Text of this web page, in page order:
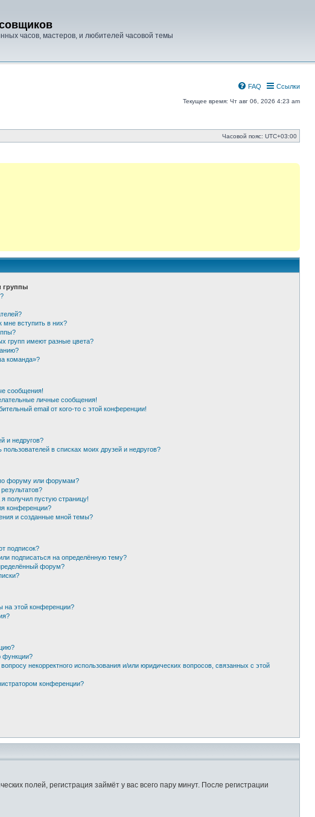
часов, мастеров, и любителей часовой темы
Ссылки
FAQ
Текущее время: Чт авг 06, 2026 4:23 am
Часовой пояс: UTC+03:00
группы
мне вступить в них?
групп имеют разные цвета?
команда»?
сообщения!
личные сообщения!
email от кого-то с этой конференции!
и недругов?
пользователей в списках моих друзей и недругов?
форуму или форумам?
я получил пустую страницу!
конференции?
и созданные мной темы?
подписок?
подписаться на определённую тему?
форум?
на этой конференции?
функции?
некорректного использования и/или юридических вопросов, связанных с этой
конференции?
полей, регистрация займёт у вас всего пару минут. После регистрации